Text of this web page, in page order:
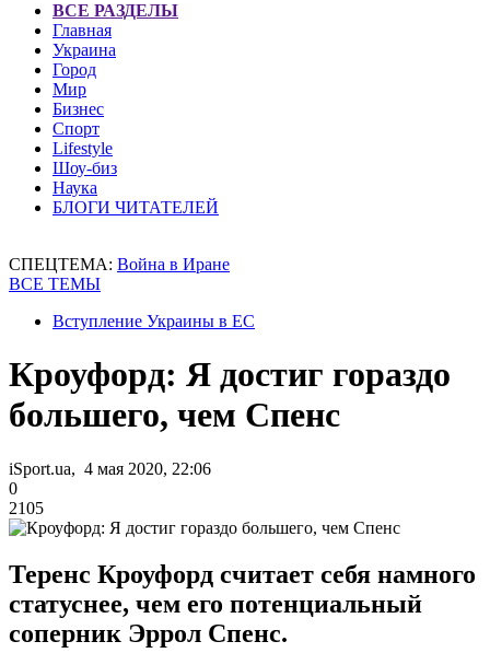
ВСЕ РАЗДЕЛЫ
Главная
Украина
Город
Мир
Бизнес
Спорт
Lifestyle
Шоу-биз
Наука
БЛОГИ ЧИТАТЕЛЕЙ
СПЕЦТЕМА: Война в Иране
ВСЕ ТЕМЫ
Вступление Украины в ЕС
Кроуфорд: Я достиг гораздо
большего, чем Спенс
iSport.ua, 4 мая 2020, 22:06
0
2105
Теренс Кроуфорд считает себя намного
статуснее, чем его потенциальный
соперник Эррол Спенс.